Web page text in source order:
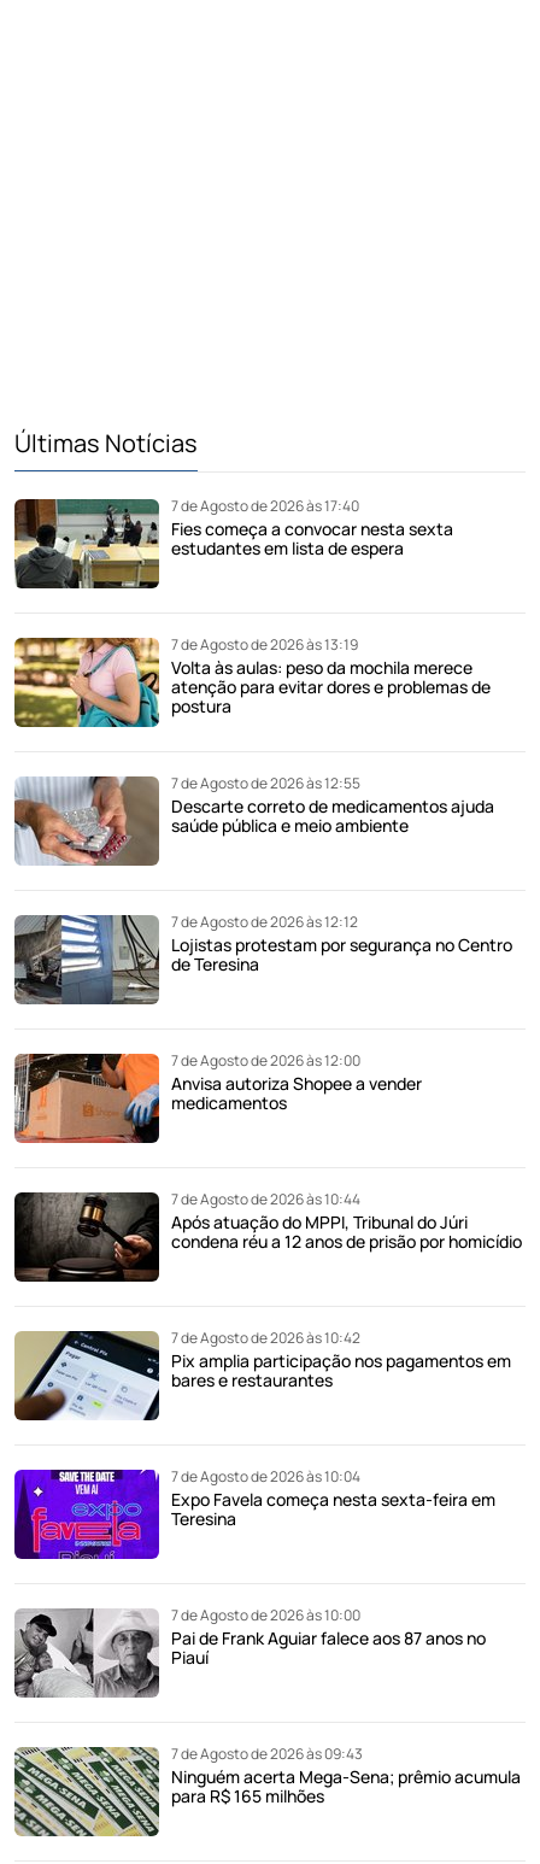
Últimas Notícias
7 de Agosto de 2026 às 17:40
Fies começa a convocar nesta sexta
estudantes em lista de espera
7 de Agosto de 2026 às 13:19
Volta às aulas: peso da mochila merece
atenção para evitar dores e problemas de
postura
7 de Agosto de 2026 às 12:55
Descarte correto de medicamentos ajuda
saúde pública e meio ambiente
7 de Agosto de 2026 às 12:12
Lojistas protestam por segurança no Centro
de Teresina
7 de Agosto de 2026 às 12:00
Anvisa autoriza Shopee a vender
medicamentos
7 de Agosto de 2026 às 10:44
Após atuação do MPPI, Tribunal do Júri
condena réu a 12 anos de prisão por homicídio
7 de Agosto de 2026 às 10:42
Pix amplia participação nos pagamentos em
bares e restaurantes
7 de Agosto de 2026 às 10:04
Expo Favela começa nesta sexta-feira em
Teresina
7 de Agosto de 2026 às 10:00
Pai de Frank Aguiar falece aos 87 anos no
Piauí
7 de Agosto de 2026 às 09:43
Ninguém acerta Mega-Sena; prêmio acumula
para R$ 165 milhões